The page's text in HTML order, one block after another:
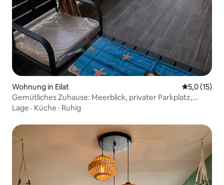
Wohnung in Eilat
5,0 (15)
Gemütliches Zuhause: Meerblick, privater Parkplatz,
Mamad, 2 WCs
Lage · Küche · Ruhig